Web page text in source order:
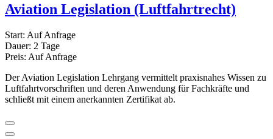
Aviation Legislation (Luftfahrtrecht)
Start: Auf Anfrage
Dauer: 2 Tage
Preis: Auf Anfrage
Der Aviation Legislation Lehrgang vermittelt praxisnahes Wissen zu
Luftfahrtvorschriften und deren Anwendung für Fachkräfte und
schließt mit einem anerkannten Zertifikat ab.